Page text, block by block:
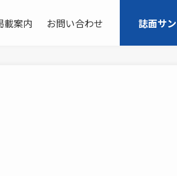
載案内 お問い合わせ 誌面サ